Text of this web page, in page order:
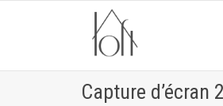
Capture d’écran